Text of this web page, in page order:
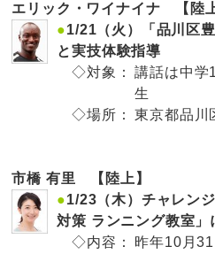
エリック・ワイナイナ 【陸上
●1/21（火）「品川区
と実技体験指導
◇対象：
講話は中学
生
◇場所：
東京都品川
市橋 有里 【陸上】
●1/23（木）チャレン
対策 ランニング教室」
◇内容：
昨年10月